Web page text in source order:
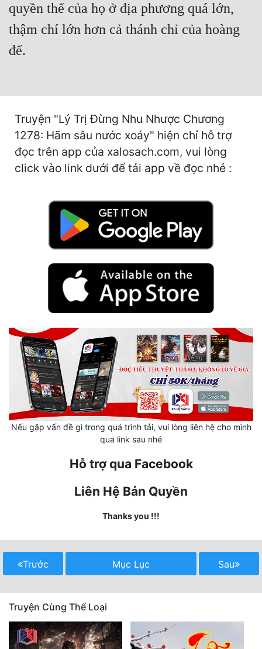
Kiếm Hiệp
Kỳ Huyễn
Kỳ Ảo
Lịch Sử
Mưu Mô
Mạt Thế
Phong Thủy - Tâm Linh
Phương Tây
Phản Phái
Quan Trường
Quân Sự
Sảng Văn
Trinh Thám
Triều Đấu
Trùng Sinh
Trọng Sinh
quyền thế của họ ở địa phương quá lớn,
thậm chí lớn hơn cả thánh chỉ của hoàng
đế.
Truyện "Lý Trị Đừng Nhu Nhược Chương
1278: Hãm sâu nước xoáy" hiện chỉ hỗ trợ
đọc trên app của xalosach.com, vui lòng
click vào link dưới để tải app về đọc nhé :
Nếu gặp vấn đề gì trong quá trình tải, vui lòng liên hệ cho mình
qua link sau nhé
Hỗ trợ qua Facebook
Liên Hệ Bản Quyền
Thanks you !!!
Trước Mục Lục Sau
Truyện Cùng Thể Loại